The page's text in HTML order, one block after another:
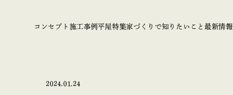
コンセプト 施工事例平屋特集家づくりで知りたいこと最新情報
2024.01.24